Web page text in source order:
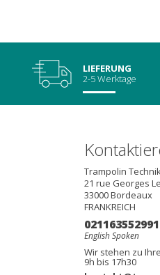
LIEFERUNG
2-5 Werktage
Trampolin
21 rue Georges
33000Bordeaux
FRANKREICH
021163552991
English Spoken
Wir stehen zu
9h bis 17h30